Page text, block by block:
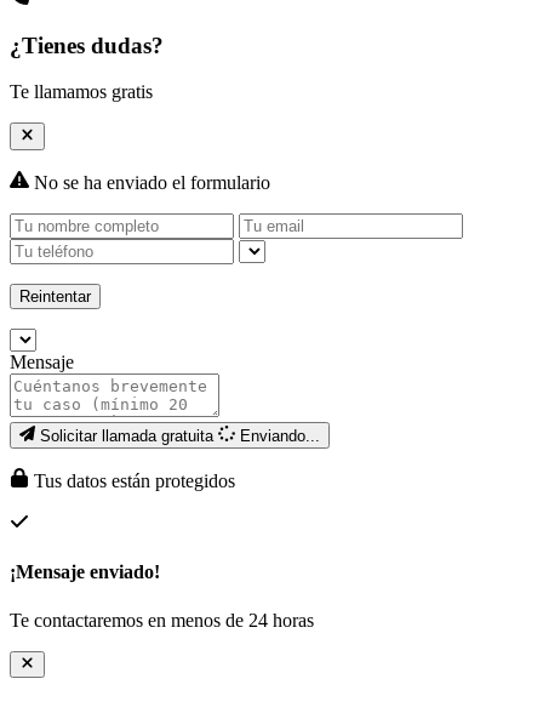
¿Tienes dudas?
Te llamamos gratis
No se ha enviado el formulario
Reintentar
Mensaje
Solicitar llamada gratuita Enviando...
Tus datos están protegidos
¡Mensaje enviado!
Te contactaremos en menos de 24 horas